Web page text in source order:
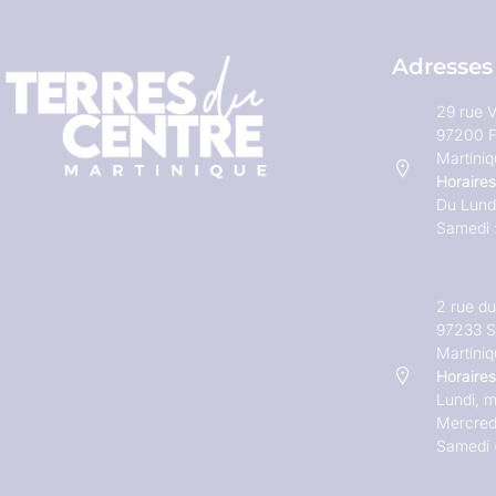
Adresses
29 rue
97200
Horaires
Du
Samedi
2 rue
97233
Horaires
Lundi,
Samedi